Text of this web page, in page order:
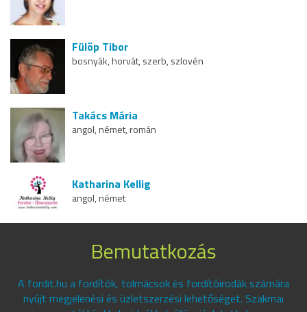
Fülöp Tibor
bosnyák, horvát, szerb, szlovén
Takács Mária
angol, német, román
Katharina Kellig
angol, német
Bemutatkozás
A fordit.hu a fordítók, tolmácsok és fordítóirodák számára
nyújt megjelenési és üzletszerzési lehetőséget. Szakmai